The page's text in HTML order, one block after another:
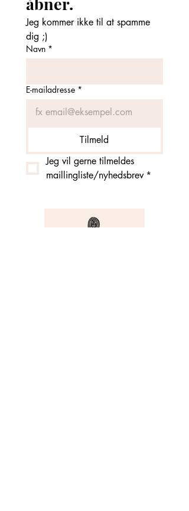
Jeg kommer ikke til at spamme
dig ;)
Navn *
E-mailadresse *
Tilmeld
Jeg vil gerne tilmeldes
maillingliste/nyhedsbrev *